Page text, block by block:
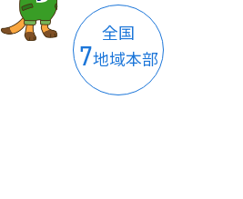
全国
7地域本部